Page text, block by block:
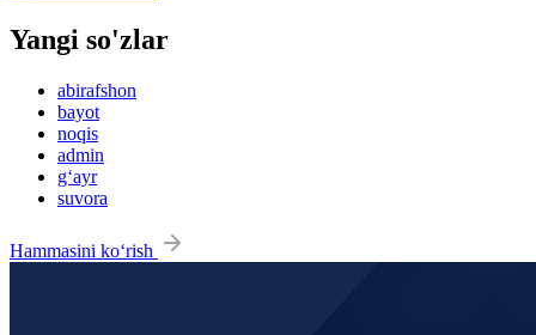
Yangi so'zlar
abirafshon
bayot
noqis
admin
g‘ayr
suvora
Hammasini ko‘rish